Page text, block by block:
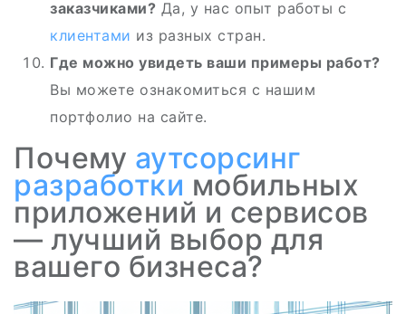
заказчиками? Да, у нас опыт работы с
клиентами из разных стран.
Где можно увидеть ваши примеры работ?
Вы можете ознакомиться с нашим
портфолио на сайте.
Почему аутсорсинг
разработки мобильных
приложений и сервисов
— лучший выбор для
вашего бизнеса?